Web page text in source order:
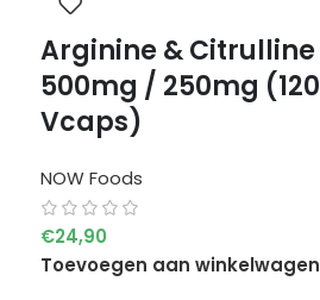
Arginine & Citrulline
500mg / 250mg (120
Vcaps)
NOW Foods
€24,90
Toevoegen aan winkelwagen